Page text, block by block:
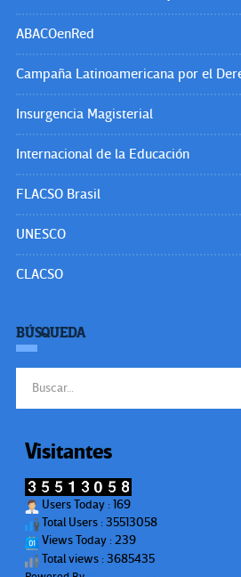
ABACOenRed
Campaña Latinoamericana por el
Insurgencia Magisterial
Internacional de la Educación
FLACSO Brasil
UNESCO
CLACSO
BÚSQUEDA
Visitantes
Users Today : 169
Total Users : 35513058
Views Today : 239
Total views : 3685435